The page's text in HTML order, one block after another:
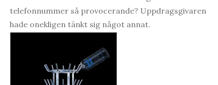
telefonnummer så provocerande? Uppdragsgivaren
hade onekligen tänkt sig något annat.